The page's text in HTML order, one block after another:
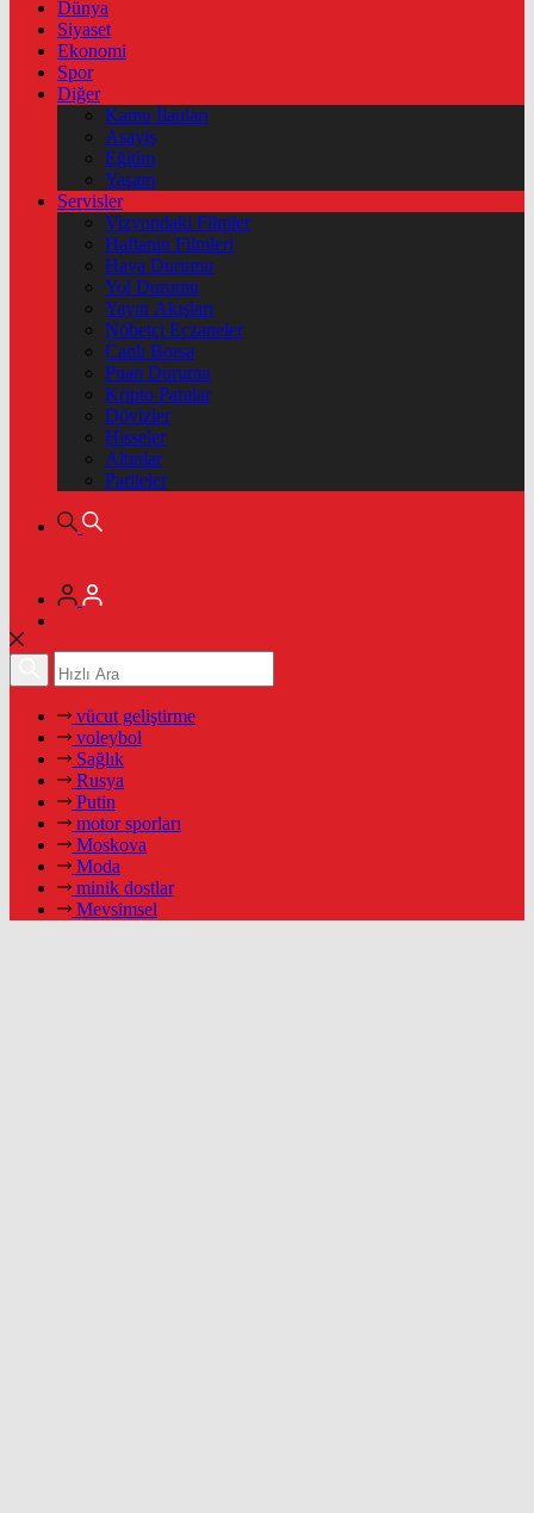
Dünya
Siyaset
Ekonomi
Spor
Diğer
Kamu İlanları
Asayiş
Eğitim
Yaşam
Servisler
Vizyondaki Filmler
Haftanin Filmleri
Hava Durumu
Yol Durumu
Yayın Akışları
Nöbetçi Eczaneler
Canlı Borsa
Puan Durumu
Kripto Paralar
Dövizler
Hisseler
Altınlar
Pariteler
vücut geliştirme
voleybol
Sağlık
Rusya
Putin
motor sporları
Moskova
Moda
minik dostlar
Mevsimsel